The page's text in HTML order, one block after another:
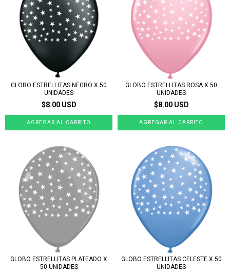
GLOBO ESTRELLITAS NEGRO X 50
UNIDADES
$8.00 USD
GLOBO ESTRELLITAS ROSA X 50
UNIDADES
$8.00 USD
GLOBO ESTRELLITAS PLATEADO X
50 UNIDADES
GLOBO ESTRELLITAS CELESTE X 50
UNIDADES